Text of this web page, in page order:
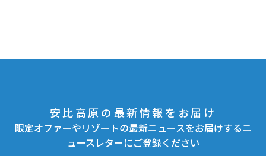
安比高原の最新情報をお届け
限定オファーやリゾートの最新ニュースをお届けするニ
ュースレターにご登録ください